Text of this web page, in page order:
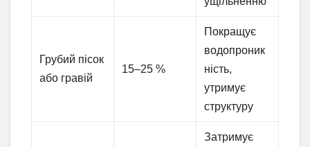
Грубий пісок
або гравій
15–25 %
Покращує
водопроник
ність,
утримує
структуру
Затримує